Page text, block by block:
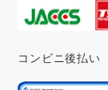
コンビニ後払い